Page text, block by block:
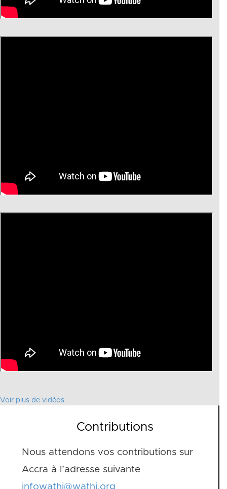
Voir plus de vidéos
Contributions
Nous attendons vos contributions sur
Accra à l’adresse suivante
infowathi@wathi.org